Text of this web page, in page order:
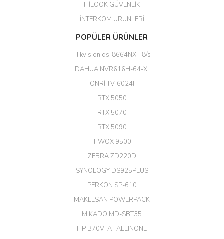
Erdal Cingöz | 07/02/2026
Başarılı. Bu vasıfta bir ürünü bu
kadar uygun fiyata bulabilmek
büyük şans. Güvenliticaret
(HIKVISION DS-3E0326P-E/M(B)
EROL ÇAKMAK | 26/12/2025
Diğer yorumları göster
HİLOOK GÜVENLİK
İNTERKOM ÜRÜNLERİ
POPÜLER ÜRÜNLER
Hikvision ds-8664NXI-I8/s
DAHUA NVR616H-64-XI
FONRİ TV-6024H
RTX 5050
RTX 5070
RTX 5090
TİWOX 9500
ZEBRA ZD220D
SYNOLOGY DS925PLUS
PERKON SP-610
MAKELSAN POWERPACK
MIKADO MD-SBT35
HP B70VFAT ALLINONE